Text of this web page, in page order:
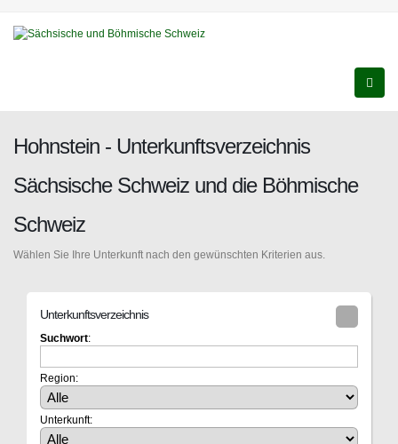
Hohnstein - Unterkunftsverzeichnis
Sächsische Schweiz und die Böhmische
Schweiz
Wählen Sie Ihre Unterkunft nach den gewünschten Kriterien aus.
Unterkunftsverzeichnis
Suchwort:
Region:
Unterkunft: